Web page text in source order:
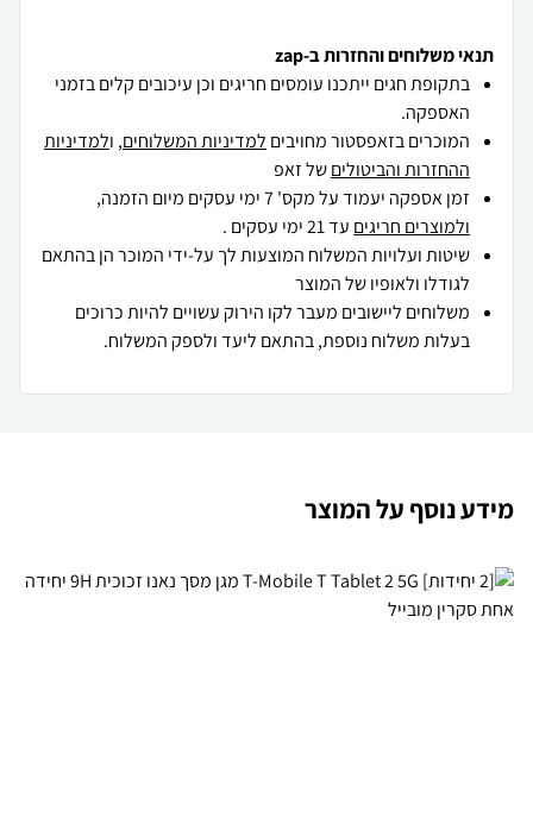
תנאי משלוחים והחזרות ב-zap
בתקופת חגים ייתכנו עומסים חריגים וכן עיכובים קלים בזמני
האספקה.
המוכרים בזאפסטור מחויבים למדיניות המשלוחים, ולמדיניות
ההחזרות והביטוליםשל זאפ
זמן אספקה יעמוד על מקס' 7 ימי עסקים מיום הזמנה,
ולמוצרים חריגים עד 21 ימי עסקים .
שיטות ועלויות המשלוח המוצעות לך על-ידי המוכר הן בהתאם
לגודלו ולאופיו של המוצר
משלוחים ליישובים מעבר לקו הירוק עשויים להיות כרוכים
בעלות משלוח נוספת, בהתאם ליעד ולספק המשלוח.
מידע נוסף על המוצר